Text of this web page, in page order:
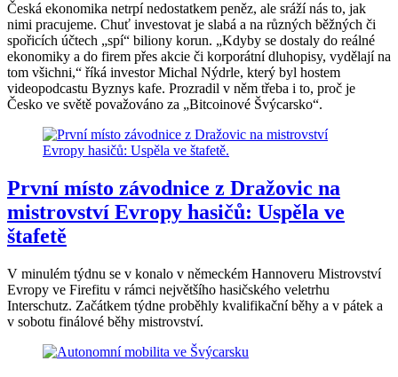
Česká ekonomika netrpí nedostatkem peněz, ale sráží nás to, jak
nimi pracujeme. Chuť investovat je slabá a na různých běžných či
spořicích účtech „spí“ biliony korun. „Kdyby se dostaly do reálné
ekonomiky a do firem přes akcie či korporátní dluhopisy, vydělají na
tom všichni,“ říká investor Michal Nýdrle, který byl hostem
videopodcastu Byznys kafe. Prozradil v něm třeba i to, proč je
Česko ve světě považováno za „Bitcoinové Švýcarsko“.
První místo závodnice z Dražovic na
mistrovství Evropy hasičů: Uspěla ve
štafetě
V minulém týdnu se v konalo v německém Hannoveru Mistrovství
Evropy ve Firefitu v rámci největšího hasičského veletrhu
Interschutz. Začátkem týdne proběhly kvalifikační běhy a v pátek a
v sobotu finálové běhy mistrovství.